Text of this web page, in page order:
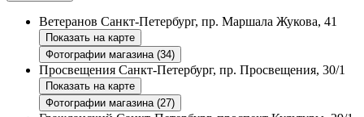
Ветеранов Санкт-Петербург, пр. Маршала Жукова, 41
Показать на карте
Фотографии магазина (34)
Просвещения Санкт-Петербург, пр. Просвещения, 30/1
Показать на карте
Фотографии магазина (27)